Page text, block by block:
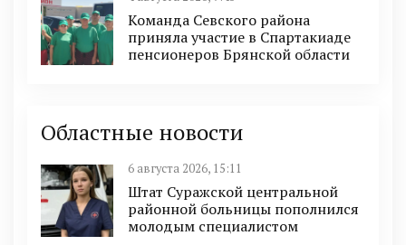
Команда Севского района
приняла участие в Спартакиаде
пенсионеров Брянской области
Областные новости
6 августа 2026, 15:11
Штат Суражской центральной
районной больницы пополнился
молодым специалистом